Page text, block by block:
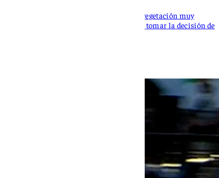
El suceso ha tenido lugar en una zona de vegetación muy
próxima a la autovía, lo que ha obligado a tomar la decisión de